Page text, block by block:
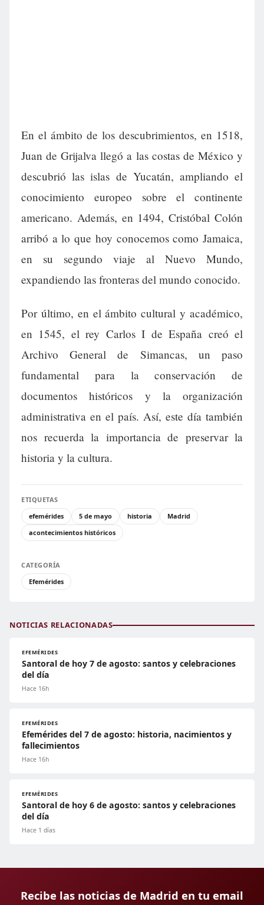
En el ámbito de los descubrimientos, en 1518,
Juan de Grijalva llegó a las costas de México y
descubrió las islas de Yucatán, ampliando el
conocimiento europeo sobre el continente
americano. Además, en 1494, Cristóbal Colón
arribó a lo que hoy conocemos como Jamaica,
en su segundo viaje al Nuevo Mundo,
expandiendo las fronteras del mundo conocido.
Por último, en el ámbito cultural y académico,
en 1545, el rey Carlos I de España creó el
Archivo General de Simancas, un paso
fundamental para la conservación de
documentos históricos y la organización
administrativa en el país. Así, este día también
nos recuerda la importancia de preservar la
historia y la cultura.
ETIQUETAS
efemérides
5 de mayo historia
Madrid
acontecimientos históricos
CATEGORÍA
Efemérides
NOTICIAS RELACIONADAS
EFEMÉRIDES
Santoral de hoy 7 de agosto: santos y celebraciones
del día
Hace 16h
EFEMÉRIDES
Efemérides del 7 de agosto: historia, nacimientos y
fallecimientos
Hace 16h
EFEMÉRIDES
Santoral de hoy 6 de agosto: santos y celebraciones
del día
Hace 1 días
Recibe las noticias de Madrid en tu email